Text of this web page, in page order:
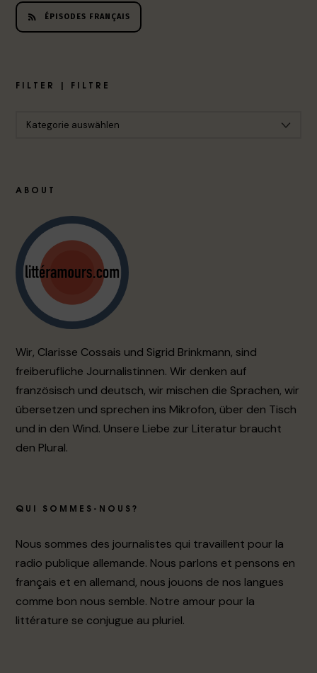
ÉPISODES FRANÇAIS
FILTER | FILTRE
ABOUT
Wir, Clarisse Cossais und Sigrid Brinkmann, sind
freiberufliche Journalistinnen. Wir denken auf
französisch und deutsch, wir mischen die Sprachen, wir
übersetzen und sprechen ins Mikrofon, über den Tisch
und in den Wind. Unsere Liebe zur Literatur braucht
den Plural.
QUI SOMMES-NOUS?
Nous sommes des journalistes qui travaillent pour la
radio publique allemande. Nous parlons et pensons en
français et en allemand, nous jouons de nos langues
comme bon nous semble. Notre amour pour la
littérature se conjugue au pluriel.